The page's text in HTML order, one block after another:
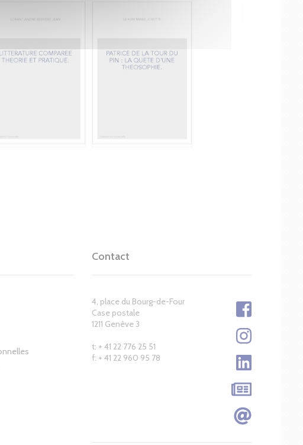
Contact
4, place du Bourg-de-Four
Case postale
1211 Genève 3
t: + 41 22 776 25 51
f: + 41 22 960 95 78